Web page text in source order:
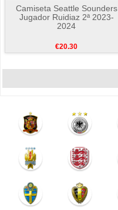
Camiseta Seattle Sounders
Jugador Ruidiaz 2ª 2023-
2024
€20.30